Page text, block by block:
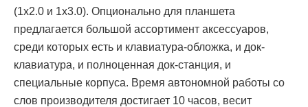
(1x2.0 и 1x3.0). Опционально для планшета
предлагается большой ассортимент аксессуаров,
среди которых есть и клавиатура-обложка, и док-
клавиатура, и полноценная док-станция, и
специальные корпуса. Время автономной работы со
слов производителя достигает 10 часов, весит